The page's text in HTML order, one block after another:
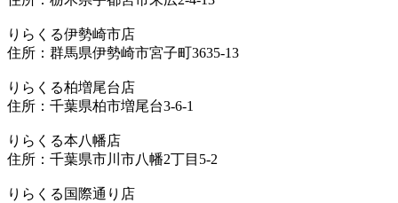
りらくる伊勢崎市店
住所：群馬県伊勢崎市宮子町3635-13
りらくる柏増尾台店
住所：千葉県柏市増尾台3-6-1
りらくる本八幡店
住所：千葉県市川市八幡2丁目5-2
りらくる国際通り店